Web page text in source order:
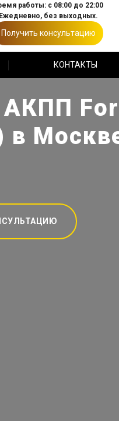
работы: с 08:00 до 22:00
Ежедневно, без выходных.
Получить консультацию
КОНТАКТЫ
в